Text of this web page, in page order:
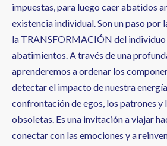
impuestas, para luego caer abatidos
existencia individual. Son un paso por
la TRANSFORMACIÓN del
abatimientos. A través de una
aprenderemos a ordenar los
detectar el impacto de nuestra
confrontación de egos, los patrones y
obsoletas. Es una invitación a viajar
conectar con las emociones y a